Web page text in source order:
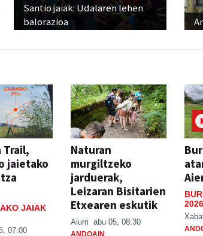
Santio jaiak: Udalaren lehen
balorazioa
Trail,
jaietako
JAIAK
07:00
Naturan
murgiltzeko
jarduerak,
Leizaran Bisitarien
Etxearen eskutik
Aiurri abu 05, 08:30
ANDOAIN
2026